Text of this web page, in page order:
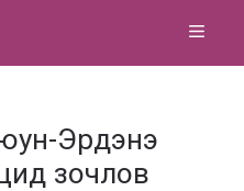
Эрдэнэ
зочлов